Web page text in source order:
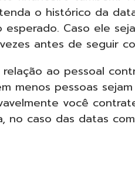
o histórico da
Caso ele
antes de seguir
ao pessoal
menos pessoas sejam
você
no caso das datas